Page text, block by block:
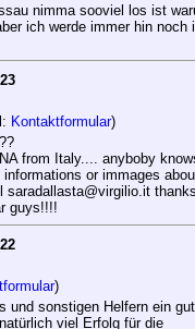
nimma sooviel los ist
ich werde immer hin noch
Kontaktformular)
from Italy.... anyboby
or immages
saradallasta@virgilio.it
guys!!!!
)
und sonstigen Helfern ein
viel Erfolg für die